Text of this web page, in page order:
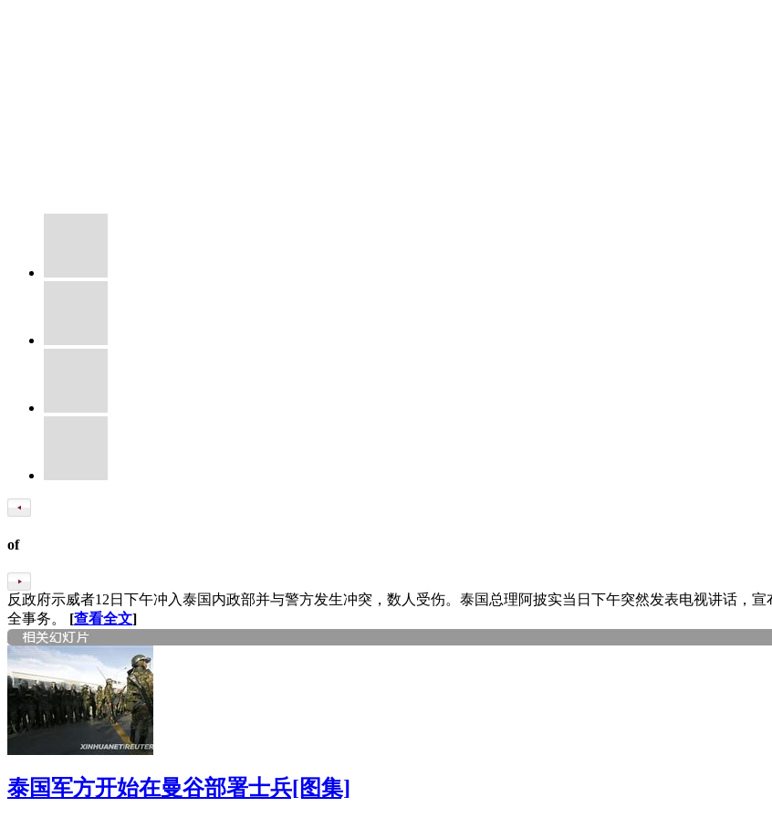
of
反政府示威者12日下午冲入泰国内政部并与警方发生冲突，数人受伤。泰国总理阿披实当日下午突然发表电视讲话，
全事务。 [查看全文]
泰国军方开始在曼谷部署士兵[图集]